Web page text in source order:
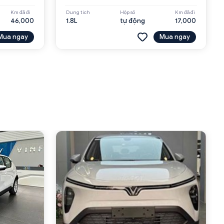
Km đã đi
46,000
ngay
Dung tích
1.8L
Hộp số
tự động
Km đã đi
17,000
Mua ngay